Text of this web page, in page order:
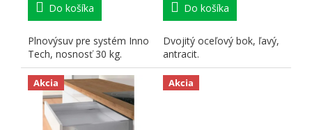
Do košíka
Plnovýsuv pre systém Inno
Tech, nosnosť 30 kg.
Do košíka
Dvojitý oceľový bok, ľavý,
antracit.
Akcia Akcia